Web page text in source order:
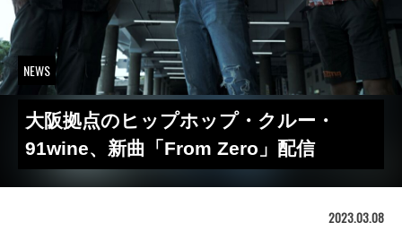
NEWS
大阪拠点のヒップホップ・クルー・
91wine、新曲「From Zero」配信
2023.03.08